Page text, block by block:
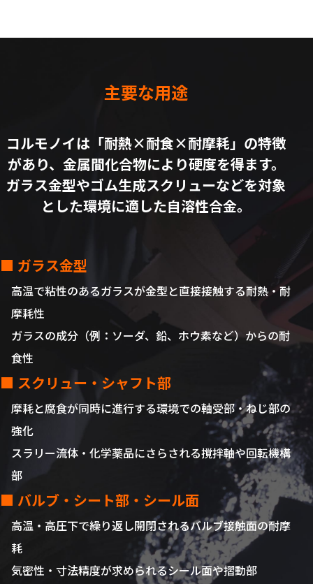
主要な用途
コルモノイは「耐熱×耐食×耐摩耗」の特徴
があり、金属間化合物により硬度を得ます。
ガラス金型やゴム生成スクリューなどを対象
とした環境に適した自溶性合金。
■ ガラス金型
高温で粘性のあるガラスが金型と直接接触する耐熱・耐
摩耗性
ガラスの成分（例：ソーダ、鉛、ホウ素など）からの耐
食性
■ スクリュー・シャフト部
摩耗と腐食が同時に進行する環境での軸受部・ねじ部の
強化
スラリー流体・化学薬品にさらされる撹拌軸や回転機構
部
■ バルブ・シート部・シール面
高温・高圧下で繰り返し開閉されるバルブ接触面の耐摩
耗
気密性・寸法精度が求められるシール面や摺動部